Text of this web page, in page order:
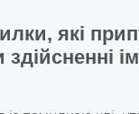
які
здійсненні